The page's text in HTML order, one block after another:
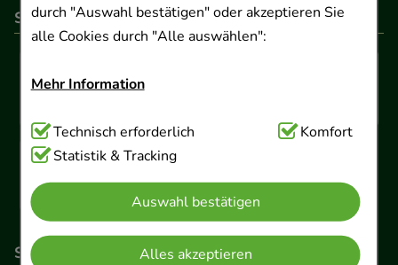
durch "Auswahl bestätigen" oder akzeptieren Sie
alle Cookies durch "Alle auswählen":
Mehr Information
Technisch Notwendig:Hierbei handelt es sich um
Cookies, die für die Grundfunktionen unserer
Website notwendig sind (z.B. Navigation,
Warenkorb, Kundenkonto), weshalb auf diese nicht
verzichtet werden kann.
Technisch erforderlich
Komfort
Statistik & Tracking
Auswahl bestätigen
Alles akzeptieren
So können Sie bezahlen
So erreichen Sie uns